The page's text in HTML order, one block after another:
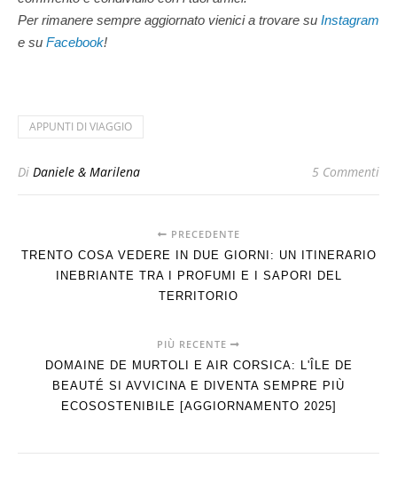
Per rimanere sempre aggiornato vienici a trovare su Instagram
e su Facebook!
APPUNTI DI VIAGGIO
Di Daniele & Marilena 5 Commenti
PRECEDENTE
TRENTO COSA VEDERE IN DUE GIORNI: UN ITINERARIO
INEBRIANTE TRA I PROFUMI E I SAPORI DEL
TERRITORIO
PIÙ RECENTE
DOMAINE DE MURTOLI E AIR CORSICA: L'ÎLE DE
BEAUTÉ SI AVVICINA E DIVENTA SEMPRE PIÙ
ECOSOSTENIBILE [AGGIORNAMENTO 2025]